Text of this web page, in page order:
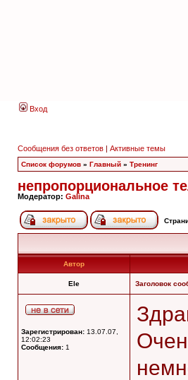
Вход
Сообщения без ответов | Активные темы
Список форумов » Главный » Тренинг
непропорциональное
Модератор: Galina
Автор
Ele Заголовок
Зарегистрирован: 13.07.07,
12:02:23
Сообщения: 1